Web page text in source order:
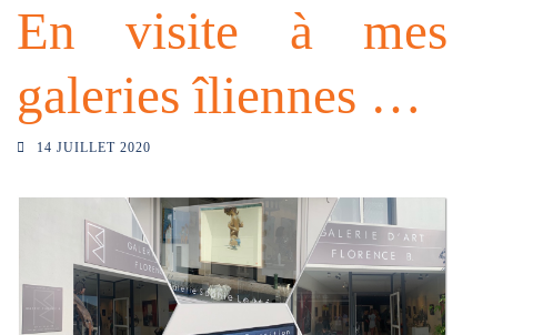
En visite à mes
galeries îliennes …
14 JUILLET 2020